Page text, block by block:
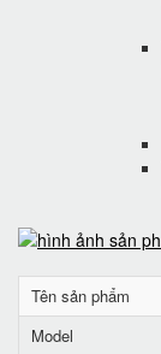
Tên sản phẩm
Model